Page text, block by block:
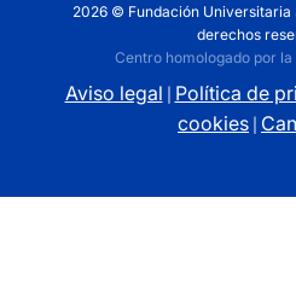
2026 © Fundación Universitaria
derechos
Centro homologado por la
Aviso legal Política de
cookies